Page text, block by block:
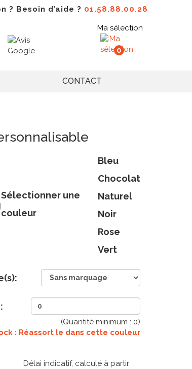
? Besoin d’aide ? 01.58.88.00.28
Ma sélection
0
CONTACT
Sélectionner une
couleur
Bleu
Chocolat
Naturel
Noir
Rose
Vert
(Quantité minimum : 0)
: Réassort le dans cette couleur
Délai indicatif, calculé à partir